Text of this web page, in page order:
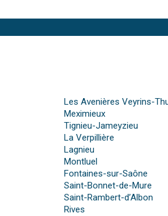
Les Avenières Veyrins-
Meximieux
Tignieu-Jameyzieu
La Verpillière
Lagnieu
Montluel
Fontaines-sur-Saône
Saint-Bonnet-de-Mure
Saint-Rambert-d’Albon
Rives